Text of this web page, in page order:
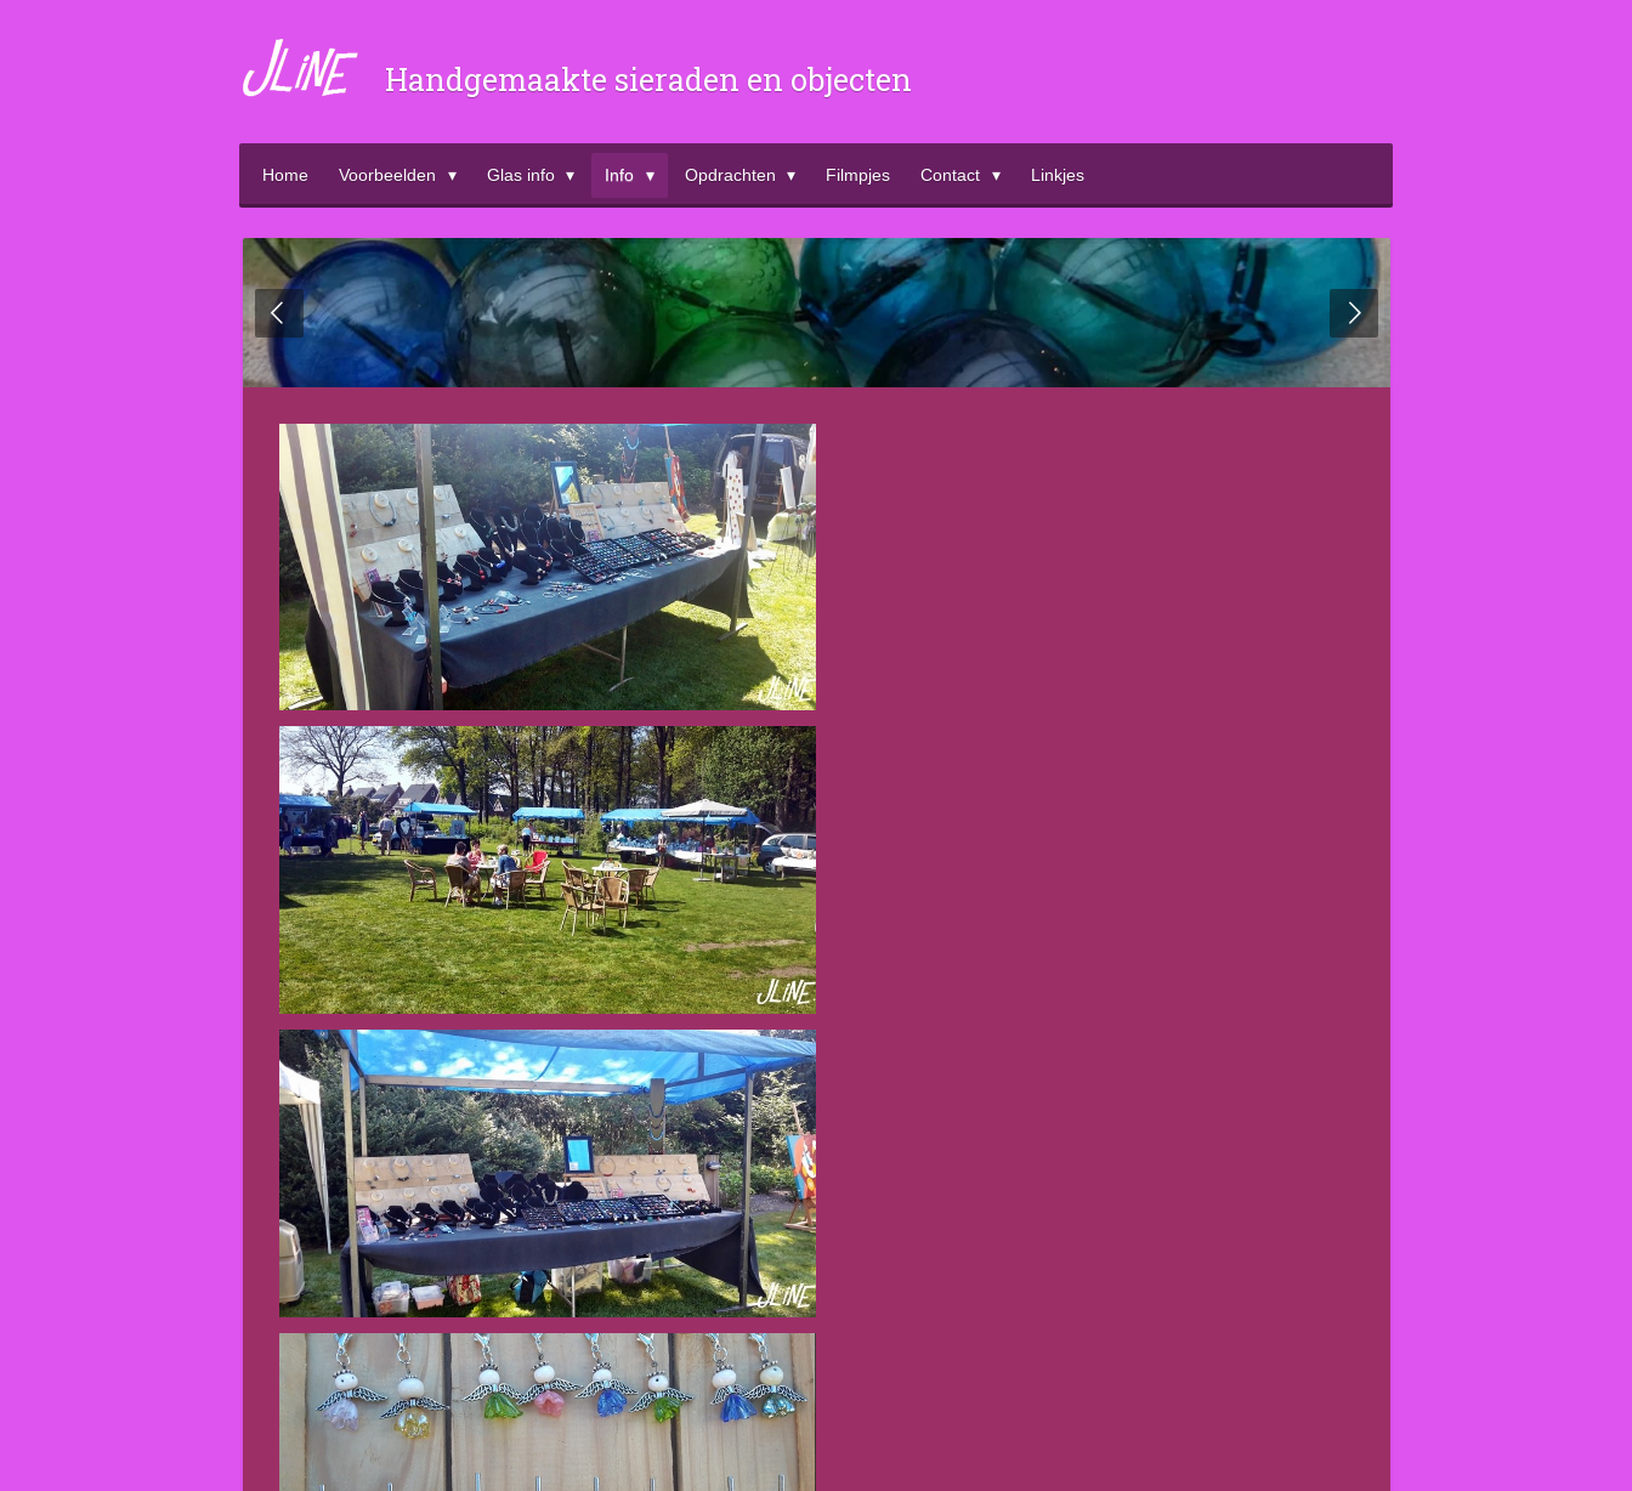
Handgemaakte sieraden en objecten
Home Voorbeelden Glas info Info Opdrachten Filmpjes Contact Linkjes